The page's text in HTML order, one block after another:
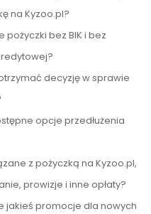
na Kyzoo.pl?
pożyczki bez BIK i bez
decyzję w sprawie
opcje przedłużenia
z pożyczką na Kyzoo.pl,
prowizje i inne opłaty?
jakieś promocje dla nowych